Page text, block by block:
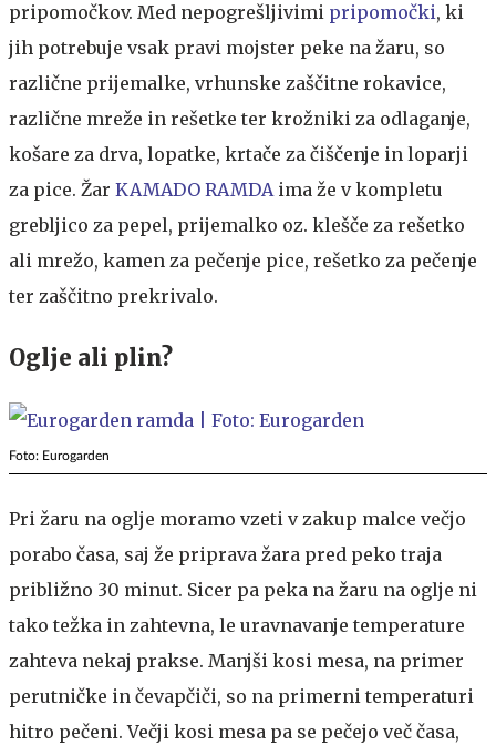
pripomočkov. Med nepogrešljivimi pripomočki, ki
jih potrebuje vsak pravi mojster peke na žaru, so
različne prijemalke, vrhunske zaščitne rokavice,
različne mreže in rešetke ter krožniki za odlaganje,
košare za drva, lopatke, krtače za čiščenje in loparji
za pice. Žar KAMADO RAMDAima že v kompletu
grebljico za pepel, prijemalko oz. klešče za rešetko
ali mrežo, kamen za pečenje pice, rešetko za pečenje
ter zaščitno prekrivalo.
Oglje ali plin?
Foto: Eurogarden
Pri žaru na oglje moramo vzeti v zakup malce večjo
porabo časa, saj že priprava žara pred peko traja
približno 30 minut. Sicer pa peka na žaru na oglje ni
tako težka in zahtevna, le uravnavanje temperature
zahteva nekaj prakse. Manjši kosi mesa, na primer
perutničke in čevapčiči, so na primerni temperaturi
hitro pečeni. Večji kosi mesa pa se pečejo več časa,